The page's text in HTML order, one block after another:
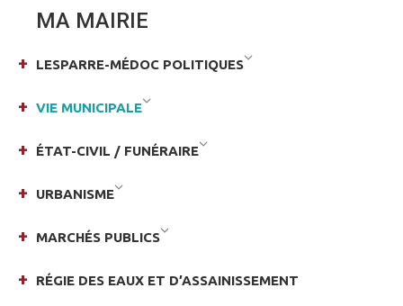
MA MAIRIE
LESPARRE-MÉDOC POLITIQUES
VIE MUNICIPALE
ÉTAT-CIVIL / FUNÉRAIRE
URBANISME
MARCHÉS PUBLICS
RÉGIE DES EAUX ET D’ASSAINISSEMENT